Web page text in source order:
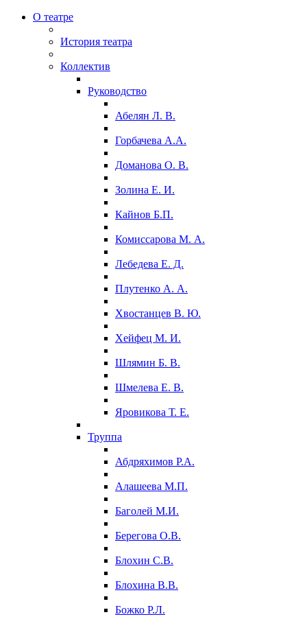
О театре
История театра
Коллектив
Руководство
Абелян Л. В.
Горбачева А.А.
Доманова О. В.
Золина Е. И.
Кайнов Б.П.
Комиссарова М. А.
Лебедева Е. Д.
Плутенко А. А.
Хвостанцев В. Ю.
Хейфец М. И.
Шлямин Б. В.
Шмелева Е. В.
Яровикова Т. Е.
Труппа
Абдряхимов Р.А.
Алашеева М.П.
Баголей М.И.
Берегова О.В.
Блохин С.В.
Блохина В.В.
Божко Р.Л.